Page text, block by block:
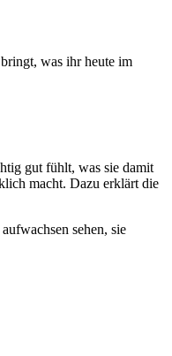
was ihr heute im
gut fühlt, was sie damit
macht. Dazu erklärt die
sehen, sie